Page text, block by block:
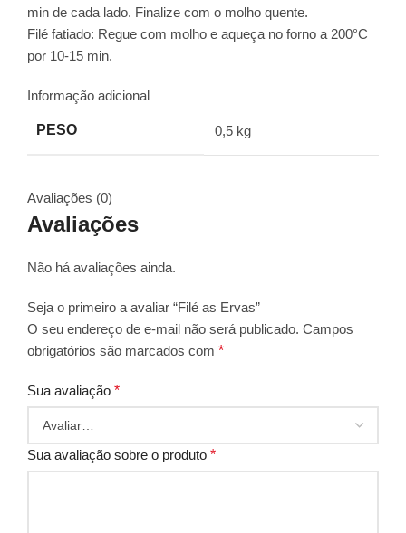
min de cada lado. Finalize com o molho quente.
Filé fatiado: Regue com molho e aqueça no forno a 200°C
por 10-15 min.
Informação adicional
PESO 0,5 kg
Avaliações (0)
Avaliações
Não há avaliações ainda.
Seja o primeiro a avaliar “Filé as Ervas”
O seu endereço de e-mail não será publicado. Campos
obrigatórios são marcados com *
Sua avaliação *
Sua avaliação sobre o produto *